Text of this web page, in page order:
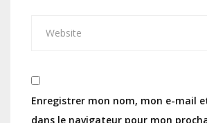
Enregistrer mon nom, mon e-mail
dans le navigateur pour mon